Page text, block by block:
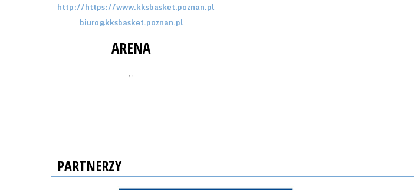
http://https://www.kksbasket.poznan.pl
biuro@kksbasket.poznan.pl
ARENA
, ,
PARTNERZY